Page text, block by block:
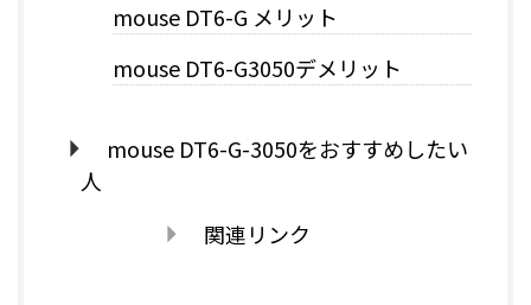
mouse DT6-G メリット
mouse DT6-G3050デメリット
mouse DT6-G-3050をおすすめしたい
人
関連リンク